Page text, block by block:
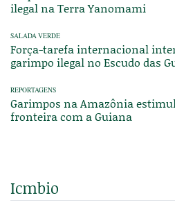
ilegal na Terra Yanomami
SALADA VERDE
Força-tarefa internacional
garimpo ilegal no Escudo das
REPORTAGENS
Garimpos na Amazônia
fronteira com a Guiana
Icmbio